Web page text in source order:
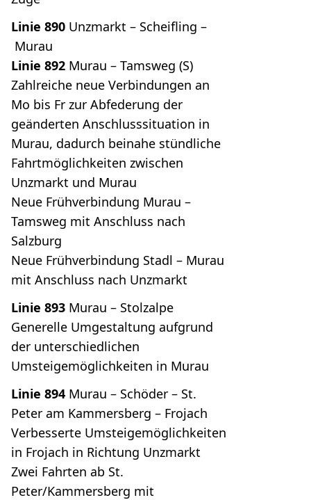
Linie 890 Unzmarkt – Scheifling –
Murau
Linie 892 Murau – Tamsweg (S)
Zahlreiche neue Verbindungen an
Mo bis Fr zur Abfederung der
geänderten Anschlusssituation in
Murau, dadurch beinahe stündliche
Fahrtmöglichkeiten zwischen
Unzmarkt und Murau
Neue Frühverbindung Murau –
Tamsweg mit Anschluss nach
Salzburg
Neue Frühverbindung Stadl – Murau
mit Anschluss nach Unzmarkt
Linie 893 Murau – Stolzalpe
Generelle Umgestaltung aufgrund
der unterschiedlichen
Umsteigemöglichkeiten in Murau
Linie 894 Murau – Schöder – St.
Peter am Kammersberg – Frojach
Verbesserte Umsteigemöglichkeiten
in Frojach in Richtung Unzmarkt
Zwei Fahrten ab St.
Peter/Kammersberg mit